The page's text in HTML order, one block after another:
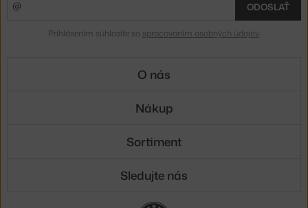
ODOSLAŤ
Prihlásením súhlasíte so spracovaním osobných údajov.
O nás
Nákup
Sortiment
Sledujte nás